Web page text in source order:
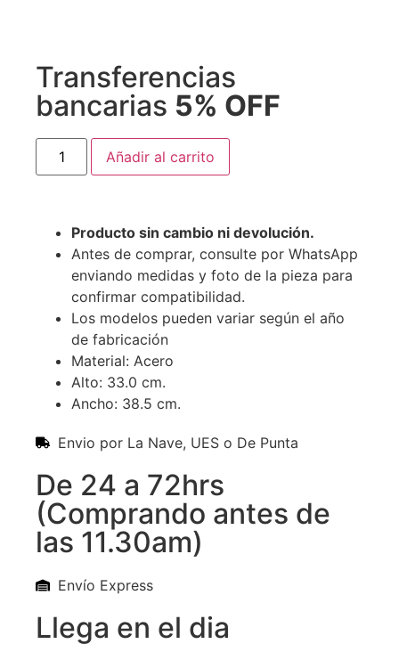
Transferencias
bancarias 5% OFF
Añadir al carrito
Producto sin cambio ni devolución.
Antes de comprar, consulte por WhatsApp
enviando medidas y foto de la pieza para
confirmar compatibilidad.
Los modelos pueden variar según el año
de fabricación
Material: Acero
Alto: 33.0 cm.
Ancho: 38.5 cm.
Envio por La Nave, UES o De Punta
De 24 a 72hrs
(Comprando antes de
las 11.30am)
Envío Express
Llega en el dia